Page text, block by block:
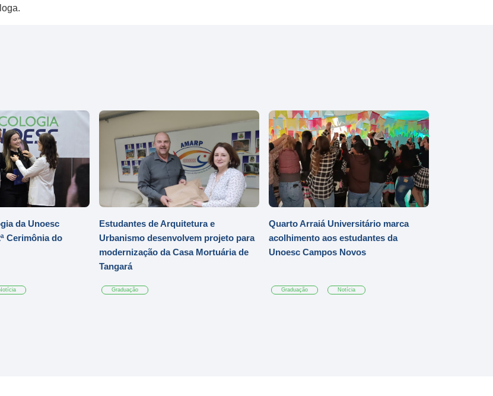
da Unoesc
Cerimônia do
Estudantes de Arquitetura e
Urbanismo desenvolvem projeto para
modernização da Casa Mortuária de
Tangará
Graduação
Quarto Arraiá Universitário marca
acolhimento aos estudantes da
Unoesc Campos Novos
Graduação Notícia